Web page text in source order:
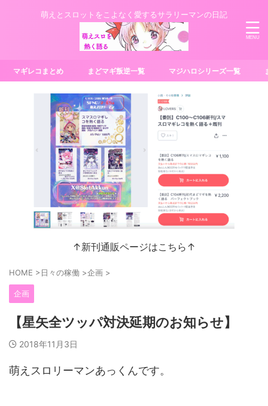
萌えとスロットをこよなく愛するサラリーマンの日記
マギレコまとめ まどマギ叛逆一覧 マジハロシリーズ一覧
↑新刊通販ページはこちら↑
HOME >日々の稼働 >企画 >
企画
【星矢全ツッパ対決延期のお知らせ】
2018年11月3日
萌えスロリーマンあっくんです。